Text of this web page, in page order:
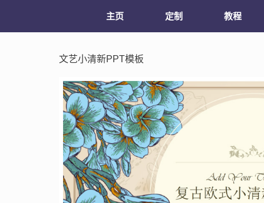
主页 定制 教程
文艺小清新PPT模板